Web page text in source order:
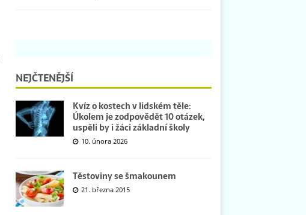
NEJČTENĚJŠÍ
Kvíz o kostech v lidském těle:
Úkolem je zodpovědět 10 otázek,
uspěli by i žáci základní školy
10. února 2026
Těstoviny se šmakounem
21. března 2015